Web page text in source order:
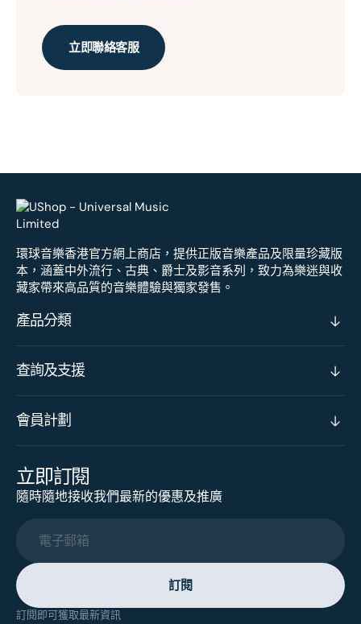
立即聯絡客服
環球音樂香港官方網上商店，提供正版音樂產品及限量珍藏版
本，涵蓋中外流行、古典、爵士及影音系列，致力為樂迷與收
藏家帶來高品質的音樂體驗與獨家發售。
產品分類
查詢及支援
會員計劃
立即訂閱
隨時隨地接收我們最新的優惠及推廣
電子郵箱
訂閱
訂閱即可獲取最新資訊